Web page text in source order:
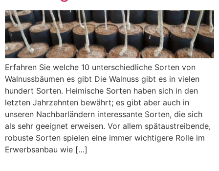
Erfahren Sie welche 10 unterschiedliche Sorten von
Walnussbäumen es gibt Die Walnuss gibt es in vielen
hundert Sorten. Heimische Sorten haben sich in den
letzten Jahrzehnten bewährt; es gibt aber auch in
unseren Nachbarländern interessante Sorten, die sich
als sehr geeignet erweisen. Vor allem spätaustreibende,
robuste Sorten spielen eine immer wichtigere Rolle im
Erwerbsanbau wie […]